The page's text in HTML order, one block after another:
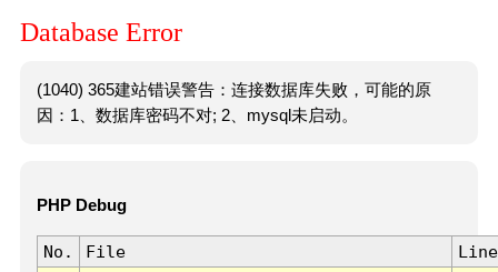
Database Error
(1040) 365建站错误警告：连接数据库失败，可能的原
因：1、数据库密码不对; 2、mysql未启动。
PHP Debug
No. File
Line